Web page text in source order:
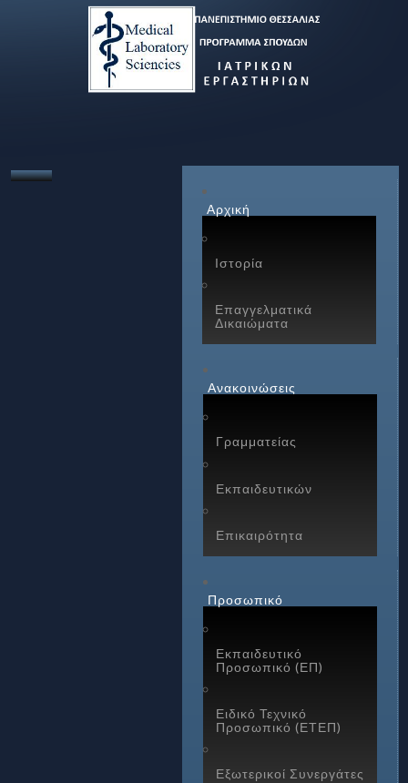
Αρχική
Ιστορία
Επαγγελματικά
Δικαιώματα
Ανακοινώσεις
Γραμματείας
Εκπαιδευτικών
Επικαιρότητα
Προσωπικό
Εκπαιδευτικό
Προσωπικό (ΕΠ)
Ειδικό Τεχνικό
Προσωπικό (ΕΤΕΠ)
Εξωτερικοί Συνεργάτες